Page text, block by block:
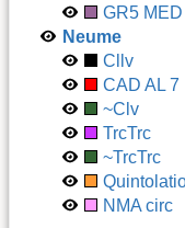
GR5 MED
Neume
Cllv
CAD AL 7
~Clv
TrcTrc
~TrcTrc
NMA circ